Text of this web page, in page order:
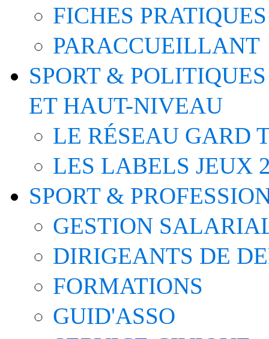
FICHES PRATIQUES
PARACCUEILLANT
SPORT &
ET HAUT-NIVEAU
LE RÉSEAU GARD
LES LABELS JEUX
SPORT &
GESTION
DIRIGEANTS DE
FORMATIONS
GUID'ASSO